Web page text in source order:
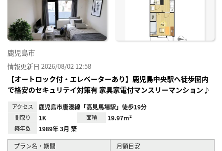
鹿児島市
情報更新日 2026/08/02 12:58
【オートロック付・エレベーターあり】鹿児島中央駅へ徒歩圏内
で格安のセキュリテイ対策有 家具家電付マンスリーマンション♪
アクセス 鹿児島市唐湊線「高見馬場駅」徒歩19分
間取り 1K 面積 19.97m²
築年数 1989年 3月 築
プラン名・期間
月額目安